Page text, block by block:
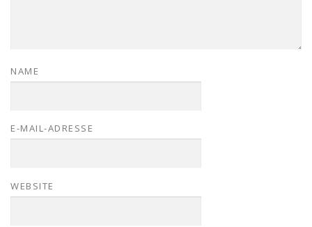
NAME
E-MAIL-ADRESSE
WEBSITE